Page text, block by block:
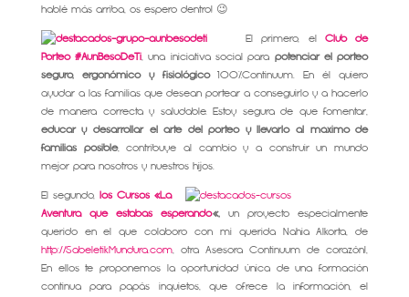
hablé más arriba, os espero dentro! 😉
El primero, el Club de
Porteo #AunBesoDeTi, una iniciativa social para potenciar el porteo
seguro, ergonómico y fisiológico100%Continuum. En él quiero
ayudar a las familias que desean portear a conseguirlo y a hacerlo
de manera correcta y saludable. Estoy segura de que fomentar,
educar y desarrollar el arte del porteo y llevarlo al máximo de
familias posible, contribuye al cambio y a construir un mundo
mejor para nosotros y nuestros hijos.
El segundo, los Cursos «La
Aventura que estabas esperando«, un proyecto especialmente
querido en el que colaboro con mi querida Nahia Alkorta, de
http://SabeletikMundura.com, otra Asesora Continuum de corazón!,
En ellos te proponemos la oportunidad única de una formación
continua para papás inquietos, que ofrece la información, el